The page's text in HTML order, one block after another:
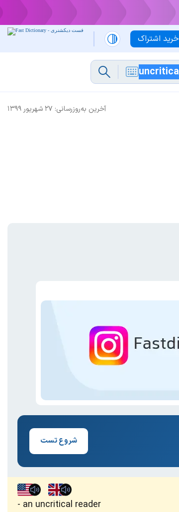
خرید اشتراک
آخرین به‌روزرسانی: ۲۷ شهریور ۱۳۹۹
شروع تست
an uncritical reader